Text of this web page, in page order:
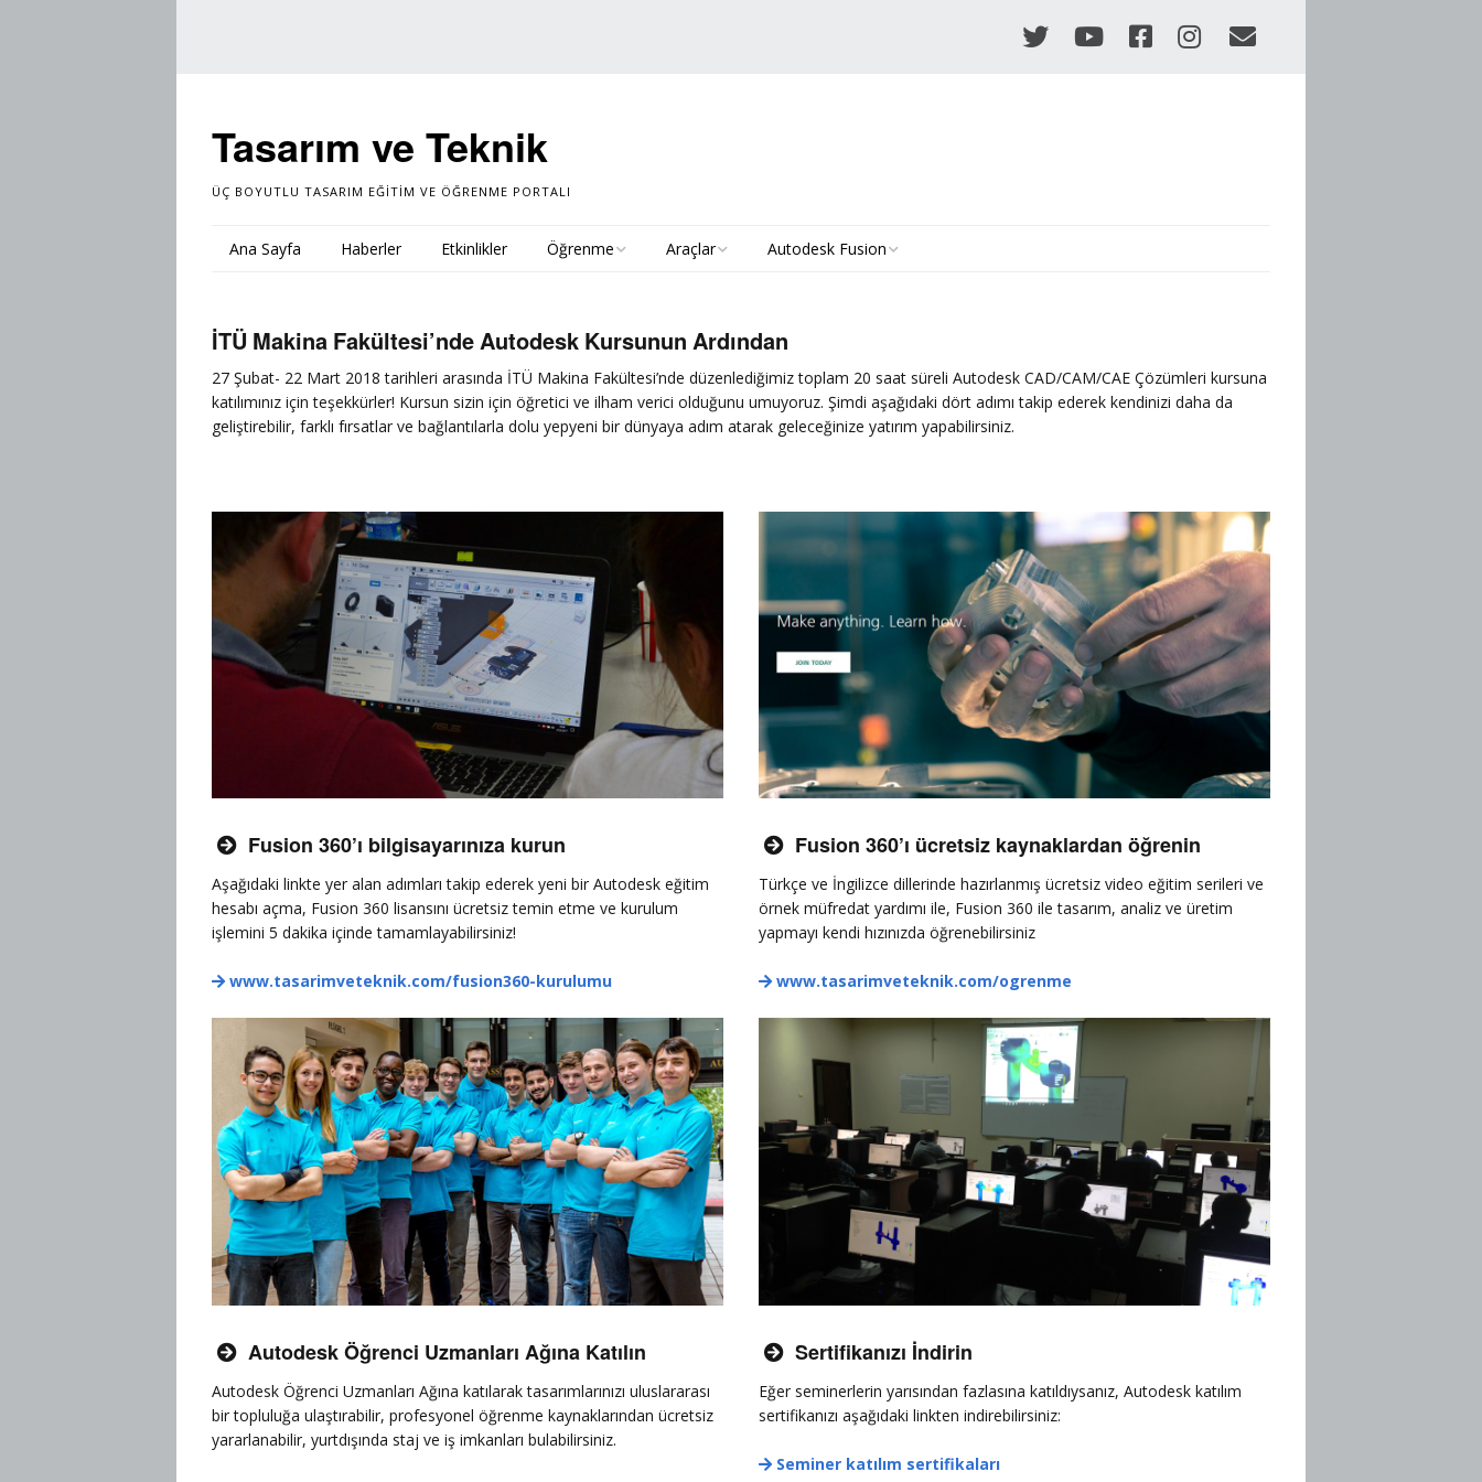
Tasarım ve Teknik
ÜÇ BOYUTLU TASARIM EĞITIM VE ÖĞRENME PORTALI
Ana Sayfa Haberler Etkinlikler Öğrenme
İngilizce Kaynaklar
Araçlar
Eğitim Lisansları: Sık
Sorulan Sorular
Autodesk Eğitim Hesabı
Autodesk Fusion
Özellikler
Üretken Tasarım
Fusion 360 Toplu
Laboratuvar Kurulumu
Fusion Team ile Sınıf ve
Proje Yönetimi
Yeni İşletmeler için
Ücretsiz Fusion 360
Fusion 360
Güncellemeleri
İTÜ Makina Fakültesi’nde Autodesk Kursunun Ardından
27 Şubat- 22 Mart 2018 tarihleri arasında İTÜ Makina Fakültesi’nde düzenlediğimiz toplam 20 saat süreli Autodesk CAD/CAM/CAE Çözümleri kursuna
katılımınız için teşekkürler! Kursun sizin için öğretici ve ilham verici olduğunu umuyoruz. Şimdi aşağıdaki dört adımı takip ederek kendinizi daha da
geliştirebilir, farklı fırsatlar ve bağlantılarla dolu yepyeni bir dünyaya adım atarak geleceğinize yatırım yapabilirsiniz.
 Fusion 360’ı bilgisayarınıza kurun
Aşağıdaki linkte yer alan adımları takip ederek yeni bir Autodesk eğitim
hesabı açma, Fusion 360 lisansını ücretsiz temin etme ve kurulum
işlemini 5 dakika içinde tamamlayabilirsiniz!
 www.tasarimveteknik.com/fusion360-kurulumu
 Fusion 360’ı ücretsiz kaynaklardan öğrenin
Türkçe ve İngilizce dillerinde hazırlanmış ücretsiz video eğitim serileri ve
örnek müfredat yardımı ile, Fusion 360 ile tasarım, analiz ve üretim
yapmayı kendi hızınızda öğrenebilirsiniz
 www.tasarimveteknik.com/ogrenme
 Autodesk Öğrenci Uzmanları Ağına Katılın
Autodesk Öğrenci Uzmanları Ağına katılarak tasarımlarınızı uluslararası
bir topluluğa ulaştırabilir, profesyonel öğrenme kaynaklarından ücretsiz
yararlanabilir, yurtdışında staj ve iş imkanları bulabilirsiniz.
 Sertifikanızı İndirin
Eğer seminerlerin yarısından fazlasına katıldıysanız, Autodesk katılım
sertifikanızı aşağıdaki linkten indirebilirsiniz:
 Seminer katılım sertifikaları